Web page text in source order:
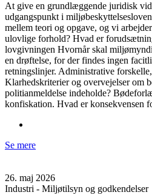
At give en grundlæggende juridisk
udgangspunkt i
mellem teori og opgave, og vi
ulovlige forhold? Hvad er
lovgivningen Hvornår skal
en drøftelse, for der findes ingen
retningslinjer. Administrative
Klarhedskriterier og overvejelser om
politianmeldelse indeholde?
konfiskation. Hvad er konsekvensen
Se mere
26. maj 2026
Industri - Miljøtilsyn og godkendelser